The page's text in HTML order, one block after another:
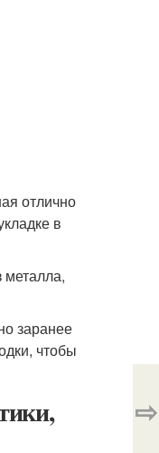
отлично
в
металла,
заранее
чтобы
⇨